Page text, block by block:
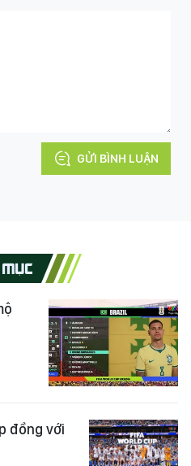
GỬI BÌNH LUẬN
đồng với